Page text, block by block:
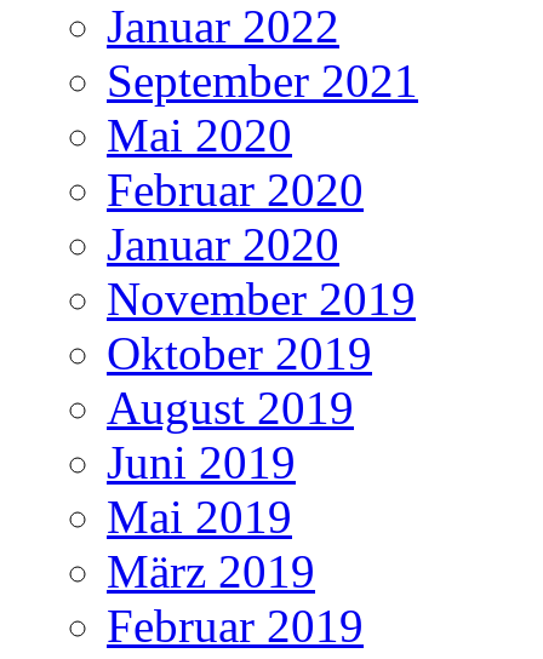
Januar 2022
September 2021
Mai 2020
Februar 2020
Januar 2020
November 2019
Oktober 2019
August 2019
Juni 2019
Mai 2019
März 2019
Februar 2019